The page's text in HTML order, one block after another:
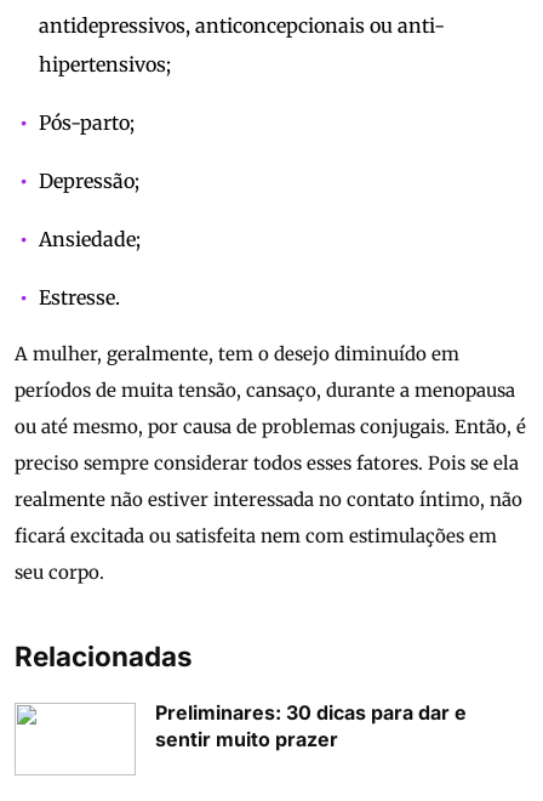
antidepressivos, anticoncepcionais ou anti-
hipertensivos;
Pós-parto;
Depressão;
Ansiedade;
Estresse.
A mulher, geralmente, tem o desejo diminuído em
períodos de muita tensão, cansaço, durante a menopausa
ou até mesmo, por causa de problemas conjugais. Então, é
preciso sempre considerar todos esses fatores. Pois se ela
realmente não estiver interessada no contato íntimo, não
ficará excitada ou satisfeita nem com estimulações em
seu corpo.
Relacionadas
Preliminares: 30 dicas para dar e
sentir muito prazer